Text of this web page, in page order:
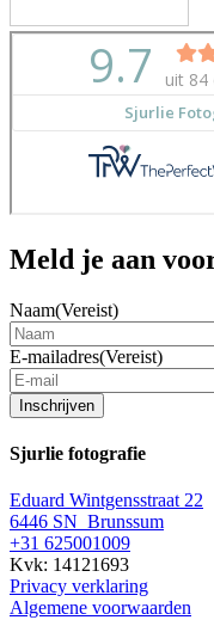
Meld je aan
Naam(Vereist)
E-mailadres(Vereist)
Inschrijven
Sjurlie fotografie
Eduard Wintgensstraat 22
6446 SN Brunssum
+31 625001009
Kvk: 14121693
Privacy verklaring
Algemene voorwaarden